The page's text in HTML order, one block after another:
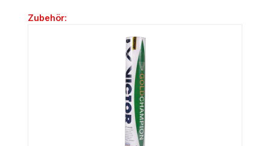
Produktgalerie überspringen
Zubehör: